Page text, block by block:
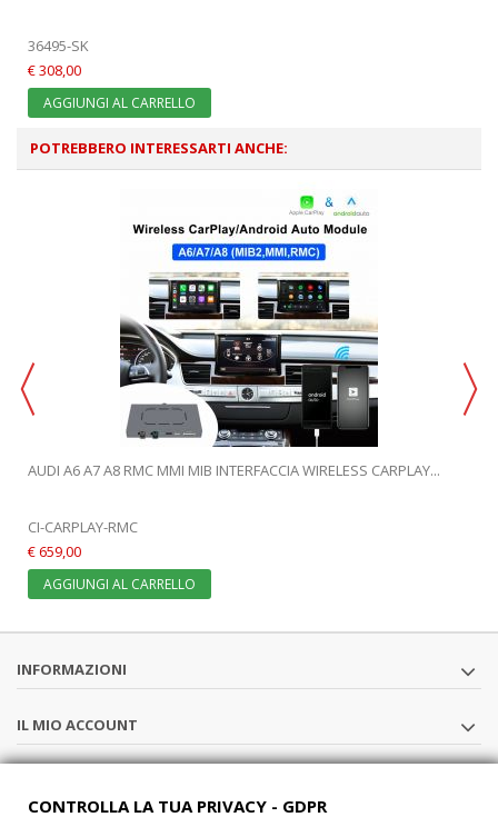
36495-SK
€ 308,00
AGGIUNGI AL CARRELLO
POTREBBERO INTERESSARTI ANCHE:
AUDI A6 A7 A8 RMC MMI MIB INTERFACCIA WIRELESS CARPLAY...
CI-CARPLAY-RMC
€ 659,00
AGGIUNGI AL CARRELLO
INFORMAZIONI
IL MIO ACCOUNT
CONTROLLA LA TUA PRIVACY - GDPR